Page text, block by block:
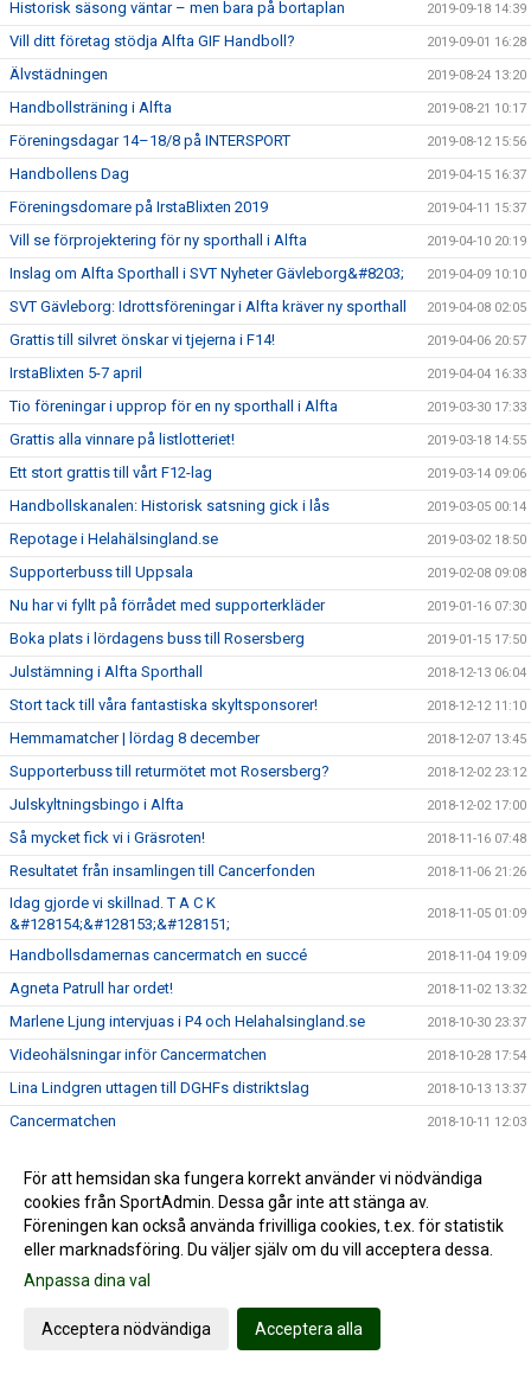
Historisk säsong väntar – men bara på bortaplan 2019-09-18 14:39
Vill ditt företag stödja Alfta GIF Handboll? 2019-09-01 16:28
Älvstädningen 2019-08-24 13:20
Handbollsträning i Alfta 2019-08-21 10:17
Föreningsdagar 14–18/8 på INTERSPORT 2019-08-12 15:56
Handbollens Dag 2019-04-15 16:37
Föreningsdomare på IrstaBlixten 2019 2019-04-11 15:37
Vill se förprojektering för ny sporthall i Alfta 2019-04-10 20:19
Inslag om Alfta Sporthall i SVT Nyheter Gävleborg&#8203; 2019-04-09 10:10
SVT Gävleborg: Idrottsföreningar i Alfta kräver ny sporthall 2019-04-08 02:05
Grattis till silvret önskar vi tjejerna i F14! 2019-04-06 20:57
IrstaBlixten 5-7 april 2019-04-04 16:33
Tio föreningar i upprop för en ny sporthall i Alfta 2019-03-30 17:33
Grattis alla vinnare på listlotteriet! 2019-03-18 14:55
Ett stort grattis till vårt F12-lag 2019-03-14 09:06
Handbollskanalen: Historisk satsning gick i lås 2019-03-05 00:14
Repotage i Helahälsingland.se 2019-03-02 18:50
Supporterbuss till Uppsala 2019-02-08 09:08
Nu har vi fyllt på förrådet med supporterkläder 2019-01-16 07:30
Boka plats i lördagens buss till Rosersberg 2019-01-15 17:50
Julstämning i Alfta Sporthall 2018-12-13 06:04
Stort tack till våra fantastiska skyltsponsorer! 2018-12-12 11:10
Hemmamatcher | lördag 8 december 2018-12-07 13:45
Supporterbuss till returmötet mot Rosersberg? 2018-12-02 23:12
Julskyltningsbingo i Alfta 2018-12-02 17:00
Så mycket fick vi i Gräsroten! 2018-11-16 07:48
Resultatet från insamlingen till Cancerfonden 2018-11-06 21:26
Idag gjorde vi skillnad. T A C K
&#128154;&#128153;&#128151;
2018-11-05 01:09
Handbollsdamernas cancermatch en succé 2018-11-04 19:09
Agneta Patrull har ordet! 2018-11-02 13:32
Marlene Ljung intervjuas i P4 och Helahalsingland.se 2018-10-30 23:37
Videohälsningar inför Cancermatchen 2018-10-28 17:54
Lina Lindgren uttagen till DGHFs distriktslag 2018-10-13 13:37
Cancermatchen 2018-10-11 12:03
Träningsmatcher i Alfta Sporthall 2018-08-22 19:56
Älvstädningen längs Voxnan 2018-08-18 17:35
Älvstädningen 2018-08-15 18:00
Nu är medlemsappen här
Säsongens första inomhusträning
För att hemsidan ska fungera korrekt använder vi nödvändiga
cookies från SportAdmin. Dessa går inte att stänga av.
Föreningen kan också använda frivilliga cookies, t.ex. för statistik
eller marknadsföring. Du väljer själv om du vill acceptera dessa.
Anpassa dina val
Acceptera nödvändiga Acceptera alla